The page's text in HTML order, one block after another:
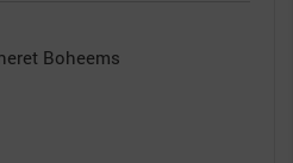
Boheems